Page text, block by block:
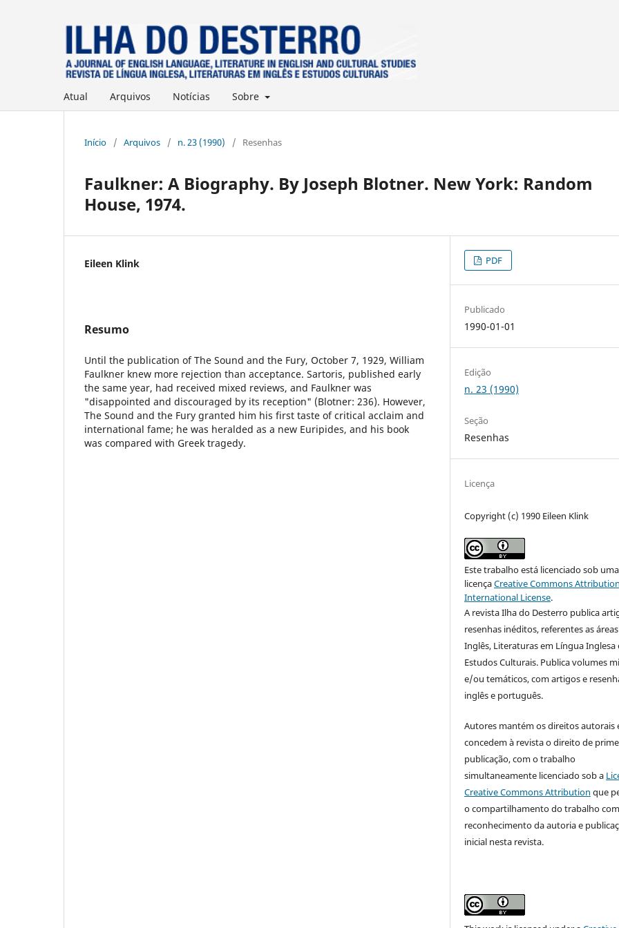
Atual Arquivos Notícias Sobre
Início / Arquivos / n. 23 (1990) / Resenhas
Faulkner: A Biography. By Joseph Blotner. New York: Random
House, 1974.
Eileen Klink
Resumo
Until the publication of The Sound and the Fury, October 7, 1929, William
Faulkner knew more rejection than acceptance. Sartoris, published early
the same year, had received mixed reviews, and Faulkner was
"disappointed and discouraged by its reception" (Blotner: 236). However,
The Sound and the Fury granted him his first taste of critical acclaim and
international fame; he was heralded as a new Euripides, and his book
was compared with Greek tragedy.
PDF
Publicado
1990-01-01
Edição
n. 23 (1990)
Seção
Resenhas
Licença
Copyright (c) 1990 Eileen Klink
Este trabalho está licenciado sob uma
licençaCreative Commons
International License.
A revista Ilha do Desterro publica
resenhas inéditos, referentes as
Inglês, Literaturas em Língua Inglesa
Estudos Culturais. Publica volumes
e/ou temáticos, com artigos e
inglês e português.
Autores mantém os direitos autorais
concedem à revista o direito de
publicação, com o trabalho
simultaneamente licenciado sob a
Creative Commons Attribution que
o compartilhamento do trabalho com
reconhecimento da autoria e
inicial nesta revista.